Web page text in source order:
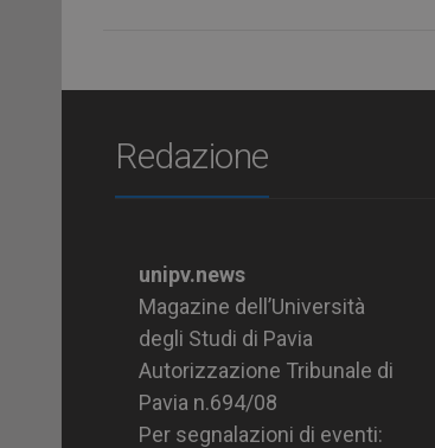
Redazione
unipv.news
Magazine dell’Università
degli Studi di Pavia
Autorizzazione Tribunale di
Pavia n.694/08
Per segnalazioni di eventi: